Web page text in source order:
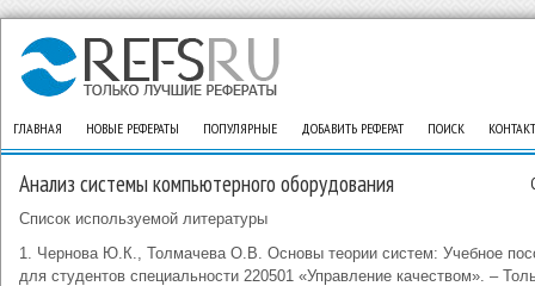
ГЛАВНАЯ НОВЫЕ РЕФЕРАТЫ ПОПУЛЯРНЫЕ ДОБАВИТЬ РЕФЕРАТ ПОИСК
Анализ системы компьютерного оборудования
Список используемой литературы
1. Чернова Ю.К., Толмачева О.В. Основы теории систем: Учебное
для студентов специальности 220501 «Управление качеством». –